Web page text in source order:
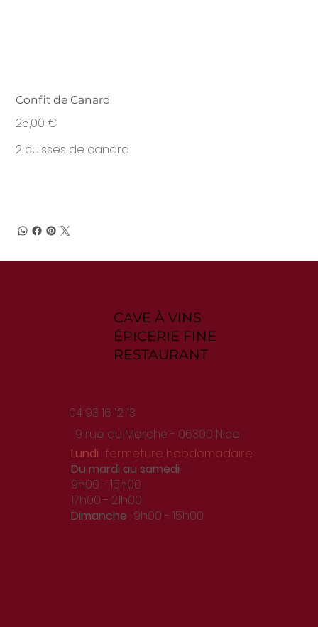
Confit de Canard
Prix
25,00 €
2 cuisses de canard
CAVE À VINS
ÉPICERIE FINE
RESTAURANT
9 rue du Marché - 06300 Nice
04 93 16 12 13
Lundi : fermeture hebdomadaire
Du mardi au samedi :
9h00 - 15h00
17h00 - 21h00
Dimanche : 9h00 - 15h00